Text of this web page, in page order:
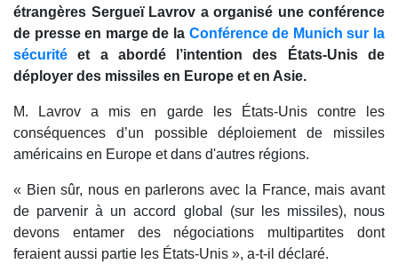
étrangères Sergueï Lavrov a organisé une conférence
de presse en marge de la Conférence de Munich sur la
sécurité et a abordé l’intention des États-Unis de
déployer des missiles en Europe et en Asie.
M. Lavrov a mis en garde les États-Unis contre les
conséquences d’un possible déploiement de missiles
américains en Europe et dans d'autres régions.
« Bien sûr, nous en parlerons avec la France, mais avant
de parvenir à un accord global (sur les missiles), nous
devons entamer des négociations multipartites dont
feraient aussi partie les États-Unis », a-t-il déclaré.